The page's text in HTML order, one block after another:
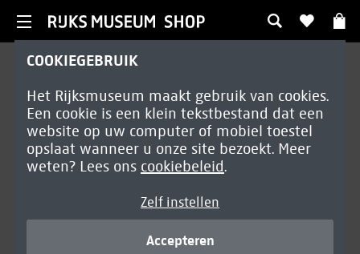
COOKIEGEBRUIK
Het Rijksmuseum maakt gebruik van cookies.
Een cookie is een klein tekstbestand dat een
website op uw computer of mobiel toestel
opslaat wanneer u onze site bezoekt. Meer
weten? Lees ons cookiebeleid.
Zelf instellen
Accepteren
Pareloorbellen
Roze